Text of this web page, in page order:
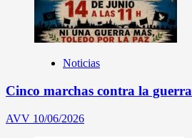
Noticias
Cinco marchas contra la guerra
AVV 10/06/2026